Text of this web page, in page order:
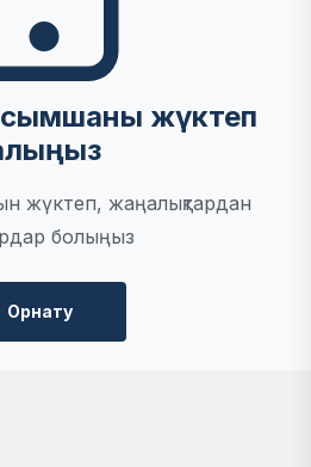
жүктеп
жүктеп, жаңалықтардан
болыңыз
Орнату